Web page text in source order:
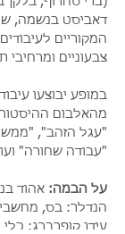
דאביסט בנשמה,
המקוריים
צבעוניים ומרחיבי
במופע יבוצעו
מהאלבום
"עגל הזהב",
"עבודה שחורה"
על הבמה: אהוד
הנדלר: בס, מחשבים
עידן קופרברג: